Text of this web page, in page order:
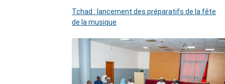
Tchad : lancement des préparatifs de la fête
de la musique